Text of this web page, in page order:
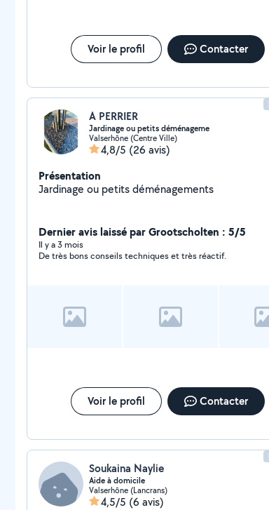
Voir le profil Contacter
A PERRIER
Jardinage ou petits déménageme
Valserhône (Centre Ville)
4,8/5 (26 avis)
Présentation
Jardinage ou petits déménagements
Dernier avis laissé par Grootscholten : 5/5
Il y a 3 mois
De très bons conseils techniques et très réactif.
Voir le profil Contacter
Soukaina Naylie
Aide à domicile
Valserhône (Lancrans)
4,5/5 (6 avis)